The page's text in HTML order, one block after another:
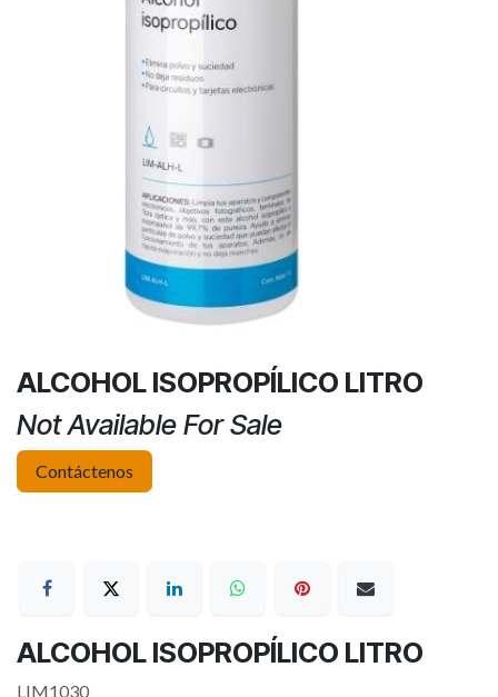
ALCOHOL ISOPROPÍLICO LITRO
Not Available For Sale
Contáctenos
ALCOHOL ISOPROPÍLICO LITRO
LIM1030